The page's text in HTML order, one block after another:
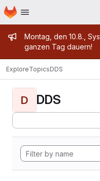
Skip to main content
Homepage
Admin
Montag, den 10.8.,
ganzen Tag dauern!
ExploreTopicsDDS
D DDS